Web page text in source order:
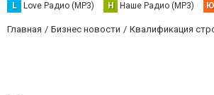
L Love Радио (MP3) Н Наше Радио (MP3) Ю
Главная Бизнес новости Квалификация